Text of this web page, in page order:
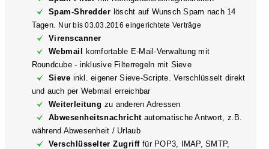
Spam-Shredder löscht auf Wunsch Spam nach 14
Tagen. Nur bis 03.03.2016 eingerichtete Verträge
Virenscanner
Webmail
komfortable E-Mail-Verwaltung mit
Roundcube - inklusive Filterregeln mit Sieve
Sieve inkl. eigener Sieve-Scripte. Verschlüsselt direkt
und auch per Webmail erreichbar
Weiterleitung zu anderen Adressen
Abwesenheitsnachrichtautomatische Antwort, z.B.
während Abwesenheit / Urlaub
Verschlüsselter Zugrifffür POP3, IMAP, SMTP,